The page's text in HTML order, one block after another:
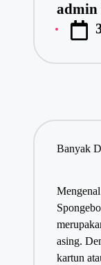
Posted
by
admin
Banyak
asing.
kartun